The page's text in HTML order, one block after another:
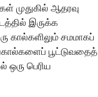
முதுகில் ஆதரவு
இருக்க
கால்களிலும் சமமாகப்
பூட்டுவதைத்
ஒரு பெரிய